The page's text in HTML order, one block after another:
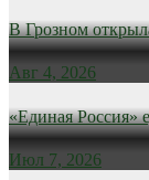
В Грозном
Авг 4, 2026
«Единая Россия»
Июл 7, 2026